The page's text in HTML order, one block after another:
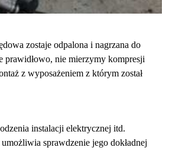
zostaje odpalona i nagrzana do
prawidłowo, nie mierzymy kompresji
z wyposażeniem z którym został
instalacji elektrycznej itd.
sprawdzenie jego dokładnej